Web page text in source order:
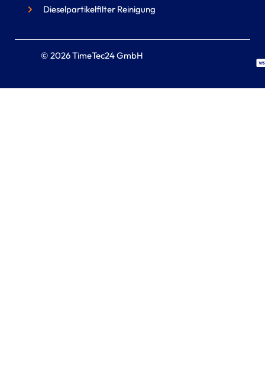
Dieselpartikelfilter Reinigung
© 2026 TimeTec24 GmbH